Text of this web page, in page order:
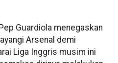
Guardiola menegaskan
Arsenal demi
Liga Inggris musim ini